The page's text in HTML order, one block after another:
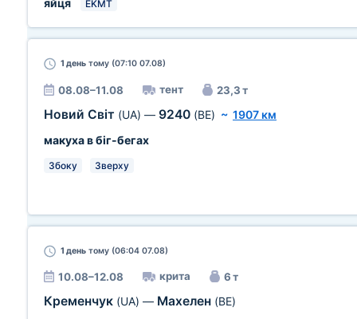
яйця EKMT
1 день тому (07:10 07.08)
08.08–11.08 тент 23,3 т
Новий Світ (UA) — 9240 (BE) ~ 1907 км
макуха в біг-бегах
Збоку Зверху
1 день тому (06:04 07.08)
10.08–12.08 крита 6 т
Кременчук (UA) — Махелен (BE)